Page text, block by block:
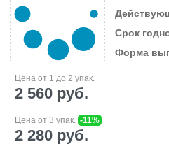
Срок
Форма
Цена от 1 до 2 упак.
2 560 руб.
Цена от 3 упак. -11%
2 280 руб.